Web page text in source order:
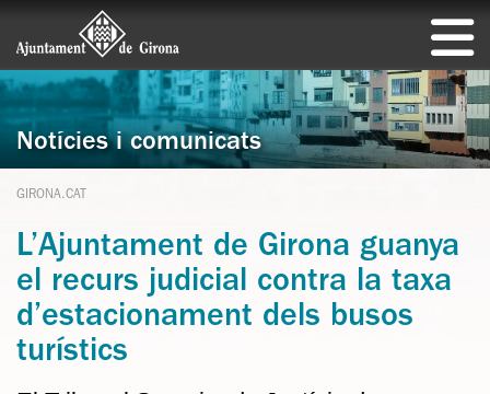
Notícies i comunicats
GIRONA.CAT
L’Ajuntament de Girona guanya
el recurs judicial contra la taxa
d’estacionament dels busos
turístics